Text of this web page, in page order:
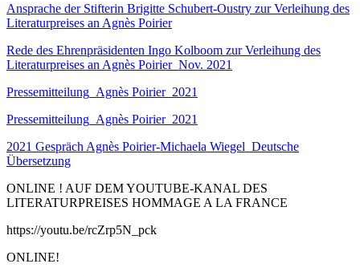
Ansprache der Stifterin Brigitte Schubert-Oustry zur Verleihung des
Literaturpreises an Agnès Poirier
Rede des Ehrenpräsidenten Ingo Kolboom zur Verleihung des
Literaturpreises an Agnès Poirier_Nov. 2021
Pressemitteilung_Agnès Poirier_2021
Pressemitteilung_Agnès Poirier_2021
2021 Gespräch Agnès Poirier-Michaela Wiegel_Deutsche
Übersetzung
ONLINE ! AUF DEM YOUTUBE-KANAL DES
LITERATURPREISES HOMMAGE A LA FRANCE
https://youtu.be/rcZrp5N_pck
ONLINE!